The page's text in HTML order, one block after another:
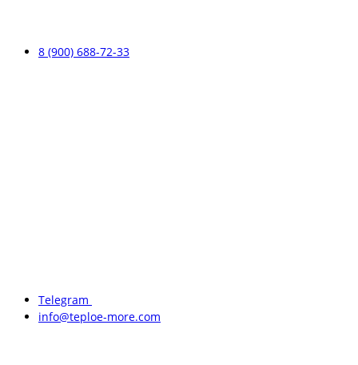
8 (900) 688-72-33
Telegram
info@teploe-more.com